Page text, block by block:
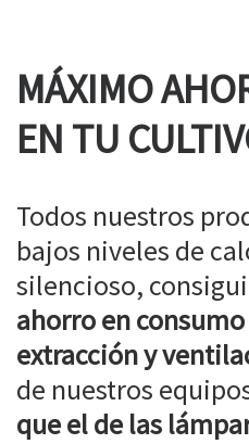
MÁXIMO
EN TU
Todos nuestros
bajos niveles de
silencioso,
ahorro en
extracción y
de nuestros
que el de las